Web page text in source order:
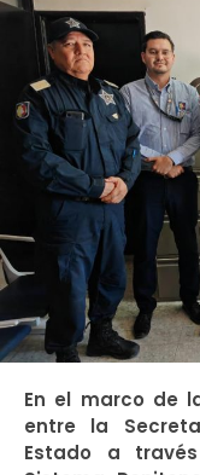
En el marco de
entre la
Estado a